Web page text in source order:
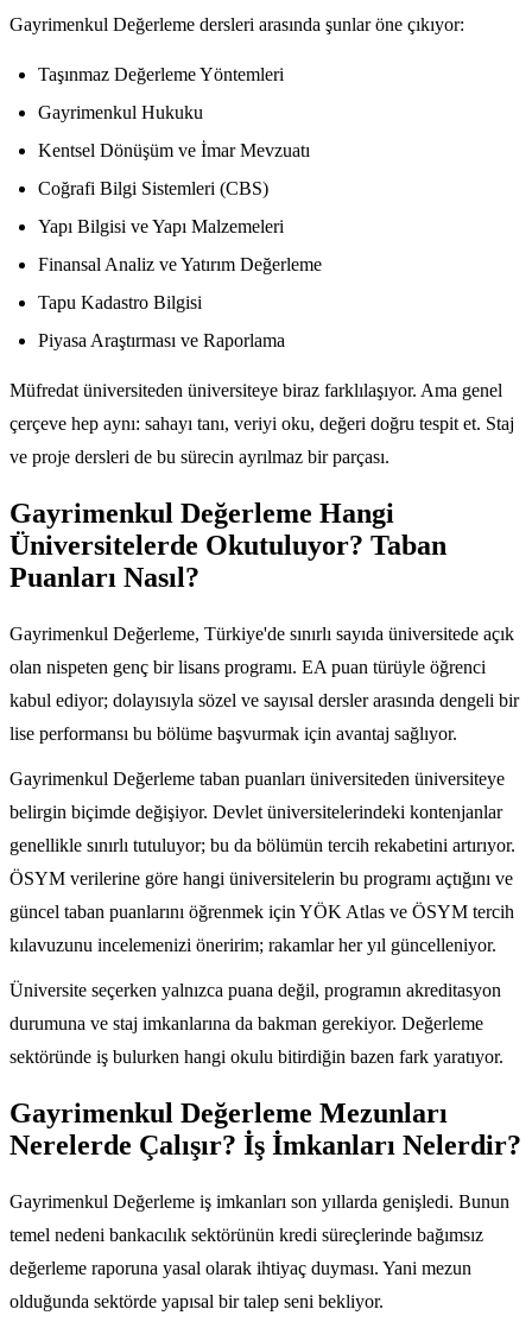
Gayrimenkul Değerleme dersleri arasında şunlar öne çıkıyor:
Taşınmaz Değerleme Yöntemleri
Gayrimenkul Hukuku
Kentsel Dönüşüm ve İmar Mevzuatı
Coğrafi Bilgi Sistemleri (CBS)
Yapı Bilgisi ve Yapı Malzemeleri
Finansal Analiz ve Yatırım Değerleme
Tapu Kadastro Bilgisi
Piyasa Araştırması ve Raporlama
Müfredat üniversiteden üniversiteye biraz farklılaşıyor. Ama genel
çerçeve hep aynı: sahayı tanı, veriyi oku, değeri doğru tespit et. Staj
ve proje dersleri de bu sürecin ayrılmaz bir parçası.
Gayrimenkul Değerleme Hangi
Üniversitelerde Okutuluyor? Taban
Puanları Nasıl?
Gayrimenkul Değerleme, Türkiye'de sınırlı sayıda üniversitede açık
olan nispeten genç bir lisans programı. EA puan türüyle öğrenci
kabul ediyor; dolayısıyla sözel ve sayısal dersler arasında dengeli bir
lise performansı bu bölüme başvurmak için avantaj sağlıyor.
Gayrimenkul Değerleme taban puanları üniversiteden üniversiteye
belirgin biçimde değişiyor. Devlet üniversitelerindeki kontenjanlar
genellikle sınırlı tutuluyor; bu da bölümün tercih rekabetini artırıyor.
ÖSYM verilerine göre hangi üniversitelerin bu programı açtığını ve
güncel taban puanlarını öğrenmek için YÖK Atlas ve ÖSYM tercih
kılavuzunu incelemenizi öneririm; rakamlar her yıl güncelleniyor.
Üniversite seçerken yalnızca puana değil, programın akreditasyon
durumuna ve staj imkanlarına da bakman gerekiyor. Değerleme
sektöründe iş bulurken hangi okulu bitirdiğin bazen fark yaratıyor.
Gayrimenkul Değerleme Mezunları
Nerelerde Çalışır? İş İmkanları Nelerdir?
Gayrimenkul Değerleme iş imkanları son yıllarda genişledi. Bunun
temel nedeni bankacılık sektörünün kredi süreçlerinde bağımsız
değerleme raporuna yasal olarak ihtiyaç duyması. Yani mezun
olduğunda sektörde yapısal bir talep seni bekliyor.